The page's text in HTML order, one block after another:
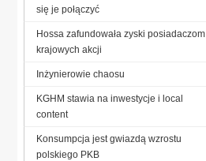
się je połączyć
Hossa zafundowała zyski posiadaczom
krajowych akcji
Inżynierowie chaosu
KGHM stawia na inwestycje i local
content
Konsumpcja jest gwiazdą wzrostu
polskiego PKB